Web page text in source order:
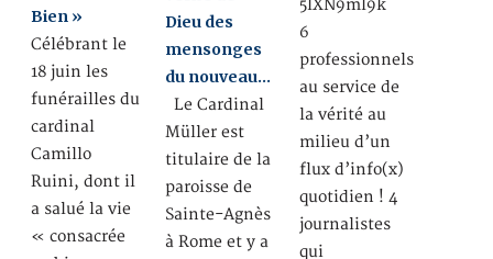
Bien »
Célébrant le
18 juin les
funérailles du
cardinal
Camillo
Ruini, dont il
a salué la vie
« consacrée
Dieu des
mensonges
du nouveau…
Le Cardinal
Müller est
titulaire de la
paroisse de
Sainte-Agnès
à Rome et y a
5lXN9ml9k
6
professionnels
au service de
la vérité au
milieu d’un
flux d’info(x)
quotidien ! 4
journalistes
qui